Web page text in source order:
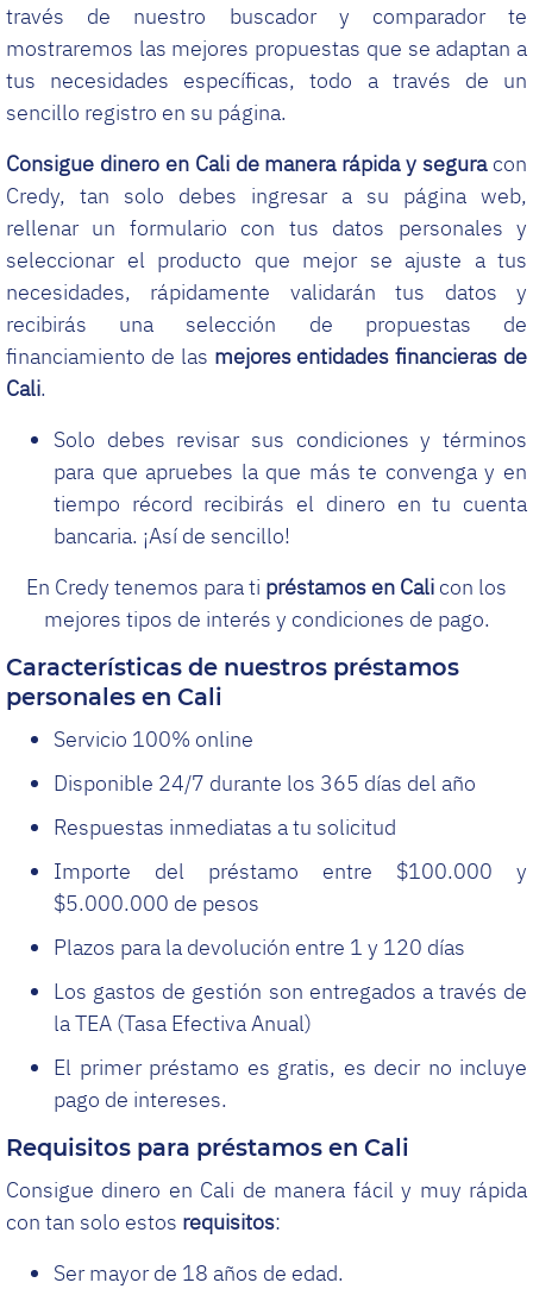
través de nuestro buscador y comparador te
mostraremos las mejores propuestas que se adaptan a
tus necesidades específicas, todo a través de un
sencillo registro en su página.
Consigue dinero en Cali de manera rápida y seguracon
Credy, tan solo debes ingresar a su página web,
rellenar un formulario con tus datos personales y
seleccionar el producto que mejor se ajuste a tus
necesidades, rápidamente validarán tus datos y
recibirás una selección de propuestas de
financiamiento de las mejores entidades financieras de
Cali.
Solo debes revisar sus condiciones y términos
para que apruebes la que más te convenga y en
tiempo récord recibirás el dinero en tu cuenta
bancaria. ¡Así de sencillo!
En Credy tenemos para ti préstamos en Cali con los
mejores tipos de interés y condiciones de pago.
Características de nuestros préstamos
personales en Cali
Servicio 100% online
Disponible 24/7 durante los 365 días del año
Respuestas inmediatas a tu solicitud
Importe del préstamo entre $100.000 y
$5.000.000 de pesos
Plazos para la devolución entre 1 y 120 días
Los gastos de gestión son entregados a través de
la TEA (Tasa Efectiva Anual)
El primer préstamo es gratis, es decir no incluye
pago de intereses.
Requisitos para préstamos en Cali
Consigue dinero en Cali de manera fácil y muy rápida
con tan solo estos requisitos:
Ser mayor de 18 años de edad.